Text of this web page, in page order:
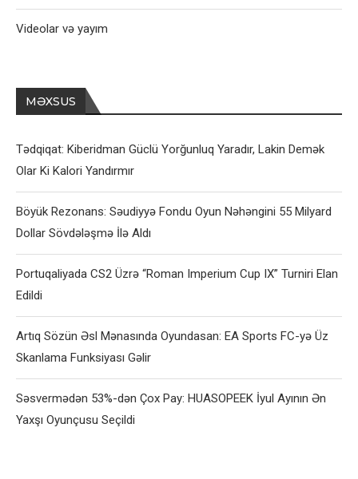
Videolar və yayım
MƏXSUS
Tədqiqat: Kiberidman Güclü Yorğunluq Yaradır, Lakin Demək
Olar Ki Kalori Yandırmır
Böyük Rezonans: Səudiyyə Fondu Oyun Nəhəngini 55 Milyard
Dollar Sövdələşmə İlə Aldı
Portuqaliyada CS2 Üzrə “Roman Imperium Cup IX” Turniri Elan
Edildi
Artıq Sözün Əsl Mənasında Oyundasan: EA Sports FC-yə Üz
Skanlama Funksiyası Gəlir
Səsvermədən 53%-dən Çox Pay: HUASOPEEK İyul Ayının Ən
Yaxşı Oyunçusu Seçildi